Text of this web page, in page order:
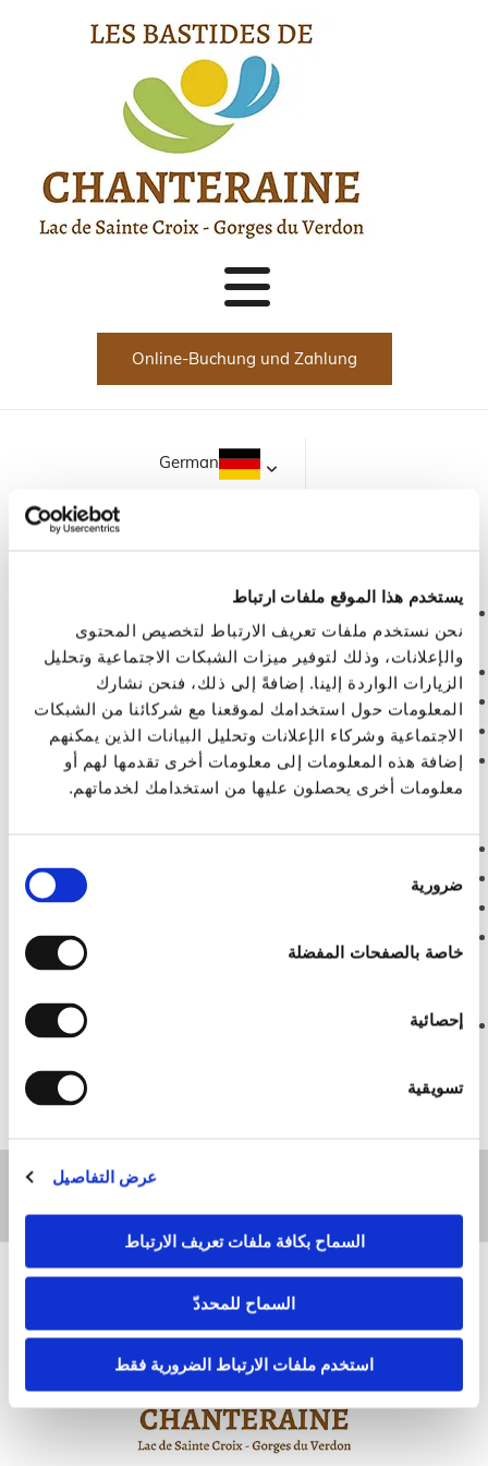
يستخدم هذا الموقع ملفات ارتباط
نحن نستخدم ملفات تعريف الارتباط لتخصيص المحتوى
والإعلانات، وذلك لتوفير ميزات الشبكات الاجتماعية وتحليل
الزيارات الواردة إلينا. إضافةً إلى ذلك، فنحن نشارك
المعلومات حول استخدامك لموقعنا مع شركائنا من الشبكات
الاجتماعية وشركاء الإعلانات وتحليل البيانات الذين يمكنهم
إضافة هذه المعلومات إلى معلومات أخرى تقدمها لهم أو
معلومات أخرى يحصلون عليها من استخدامك لخدماتهم.
الموافقة
ضرورية
خاصة بالصفحات المفضلة
إحصائية
تسويقية
عرض التفاصيل
السماح بكافة ملفات تعريف الارتباط
السماح للمحددّ
استخدم ملفات الارتباط الضرورية فقط
Online-Buchung und Zahlung
German
PROMOTIONS:
-30% SUR TOUT LE MOIS D'AVRIL
-10% SUR TOUT LE MOIS DE JUIN
DU 1er AVRIL AU 11 JUILLET ET DU 30 AOUT AU
15 OCTOBRE 5 NUITS AU PRIX DE 4 ET 7
pour le paiement en ligne d'un séjour merci de nous
contacter au 0682850323 un lien vous sera envoyé